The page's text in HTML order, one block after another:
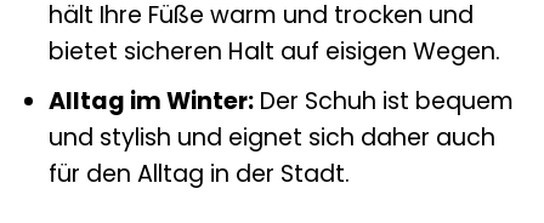
hält Ihre Füße warm und trocken und
bietet sicheren Halt auf eisigen Wegen.
Alltag im Winter:Der Schuh ist bequem
und stylish und eignet sich daher auch
für den Alltag in der Stadt.